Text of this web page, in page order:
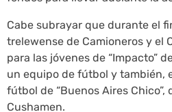
Cabe subrayar que durante el
trelewense de Camioneros y el
para las jóvenes de “Impacto”
un equipo de fútbol y también,
fútbol de “Buenos Aires
Cushamen.